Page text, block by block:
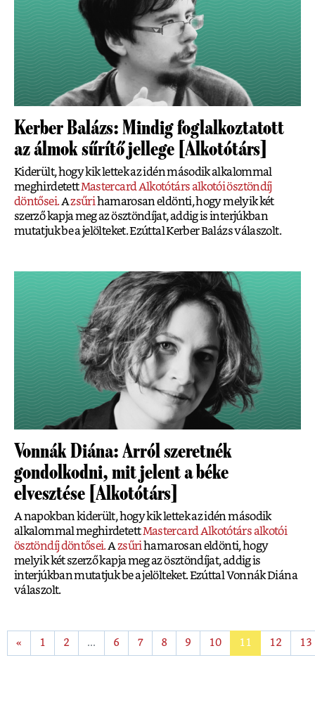
Kerber Balázs: Mindig foglalkoztatott
az álmok sűrítő jellege [Alkotótárs]
Kiderült, hogy kik lettek az idén második alkalommal
meghirdetettMastercard Alkotótárs alkotói ösztöndíj
döntősei. Azsűri hamarosan eldönti, hogy melyik két
szerző kapja meg az ösztöndíjat, addig is interjúkban
mutatjuk be a jelölteket. Ezúttal Kerber Balázs válaszolt.
Vonnák Diána: Arról szeretnék
gondolkodni, mit jelent a béke
elvesztése [Alkotótárs]
A napokban kiderült, hogy kik lettek az idén második
alkalommal meghirdetettMastercard Alkotótárs alkotói
ösztöndíj döntősei. Azsűri hamarosan eldönti, hogy
melyik két szerző kapja meg az ösztöndíjat, addig is
interjúkban mutatjuk be a jelölteket. Ezúttal Vonnák Diána
válaszolt.
« 1 2 ... 6 7 8 9 10 11 12 13